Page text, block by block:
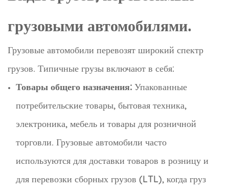
грузовыми автомобилями.
Грузовые автомобили перевозят широкий спектр
грузов. Типичные грузы включают в себя:
Товары общего назначения: Упакованные
потребительские товары, бытовая техника,
электроника, мебель и товары для розничной
торговли. Грузовые автомобили часто
используются для доставки товаров в розницу и
для перевозки сборных грузов (LTL), когда груз